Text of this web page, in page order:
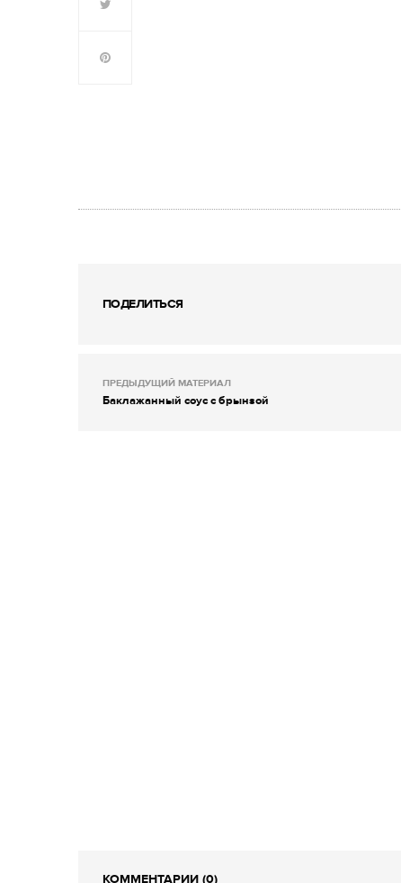
ПОДЕЛИТЬСЯ
ПРЕДЫДУЩИЙ МАТЕРИАЛ
Баклажанный соус с брынзой
КОММЕНТАРИИ (0)